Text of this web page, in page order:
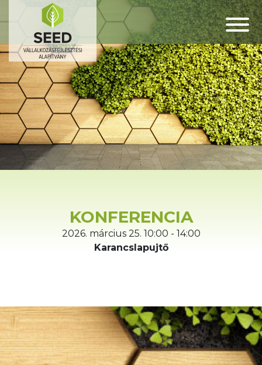
KONFERENCIA
2026. március 25. 10:00 - 14:00
Karancslapujtő